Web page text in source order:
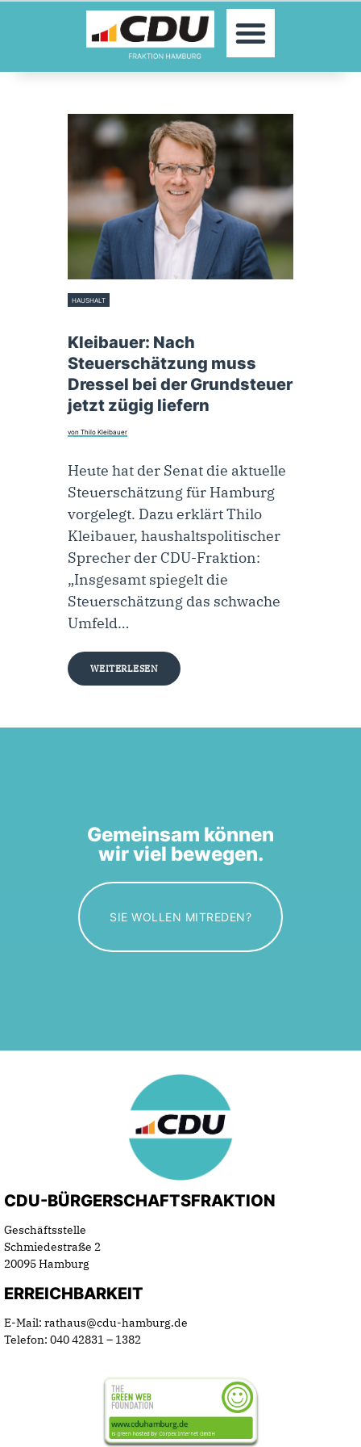
MOIN!
ABGEORDNETE
KONTAKT
PRESSE
HAUSHALT
Kleibauer: Nach
Steuerschätzung muss
Dressel bei der Grundsteuer
jetzt zügig liefern
von Thilo Kleibauer
Heute hat der Senat die aktuelle
Steuerschätzung für Hamburg
vorgelegt. Dazu erklärt Thilo
Kleibauer, haushaltspolitischer
Sprecher der CDU-Fraktion:
„Insgesamt spiegelt die
Steuerschätzung das schwache
Umfeld…
WEITERLESEN
Gemeinsam können
wir viel bewegen.
SIE WOLLEN MITREDEN?
CDU-BÜRGERSCHAFTSFRAKTION
Geschäftsstelle
Schmiedestraße 2
20095 Hamburg
ERREICHBARKEIT
E-Mail: rathaus@cdu-hamburg.de
Telefon: 040 42831 – 1382